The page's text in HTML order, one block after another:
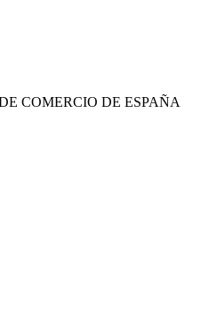
COMERCIO DE ESPAÑA